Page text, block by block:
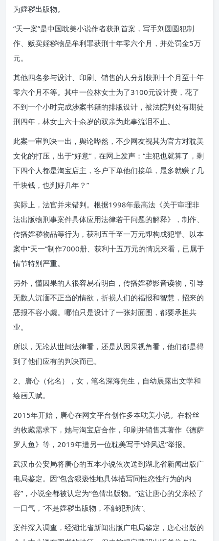
为婬秽出版物。
“天一案”是中国耽美小说作者获刑首案，写手刘圆圆犯制
作、贩卖婬秽物品牟利罪获刑十年零六个月，并处罚金5万
元。
其他四名参与设计、印刷、销售的人分别获刑十个月至十年
零六个月不等。其中一位林女士为了3100元设计费，花了
不到一个小时完成涉案书籍的排版设计，被法院判处有期徒
刑四年，林女士六十余岁的双亲为此事流泪不止。
此案一审判决一出，舆论哗然，不少网友视其为官方对耽美
文化的打压，出于“好意”，在网上发声：“主犯也就算了，剩
下四个人都是淘宝店主，客户下单他们接单，最多就赚了几
千块钱，也判好几年？”
实际上，法官并未错判。根据1998年最高法《关于审理非
法出版物刑事案件具体应用法律若干问题的解释》，制作、
传播婬秽物品等行为，获利五千至一万元即构成犯罪。以本
案中“天一”制作7000册、获利十五万元的情况来看，已属于
情节特别严重。
另外，懂因果的人很容易看明白，传播婬秽影音读物，引导
无数人沉湎不正当的情欲，折损人们的福报和智慧，招来的
恶报不容小觑。哪怕只是设计了一张封面图，都要承担共
业。
所以，无论从世间法律看，还是从因果视角看，他们都是得
到了他们应有的判决而已。
2、唐心（化名），女，笔名深海先生，自幼展露出文学和
绘画天赋。
2015年开始，唐心在网文平台创作多本耽美小说。在粉丝
的收藏需求下，她与淘宝店合作，印刷并销售其著作《德萨
罗人鱼》等，2019年遭另一位耽美写手“烨风迟”举报。
武汉市公安局将唐心的五本小说依次送到湖北省新闻出版广
电局鉴定。因“包含猥亵性地具体描写同性恋性行为的内
容”，小说全都被认定为“色倩出版物。”这让唐心的父亲松了
一口气，“不是婬秽出版物，不触犯刑法”。
案件深入调查，经湖北省新闻出版广电局鉴定，唐心出版的